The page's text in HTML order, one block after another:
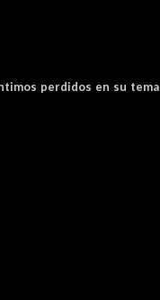
perdidos en su tema